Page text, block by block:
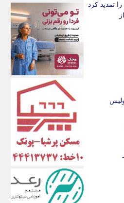
اکوفارس
اکونگار
اکونیوز
الف
انتشار آنلاین
اندیشه قرن
اندیشه معاصر
اندیشه ها
انرژی پرس
ای استخدام
ایتنا
ایراف
ایران آرت
ایران آنلاین
ایران زندگی
ایران فوری
ایرانی روز
ایرانیتال